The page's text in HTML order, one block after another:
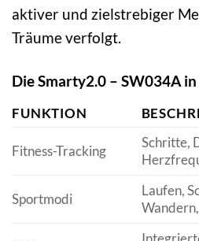
aktiver und zielstrebiger
Träume verfolgt.
Die Smarty2.0 – SW034A
FUNKTION
Fitness-Tracking
Schritte,
Sportmodi
Laufen,